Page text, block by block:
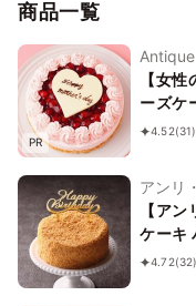
商品一覧
PR
Antique
【女
ーズケ
4.52(31)
アンリ
【ア
ケーキ
4.72